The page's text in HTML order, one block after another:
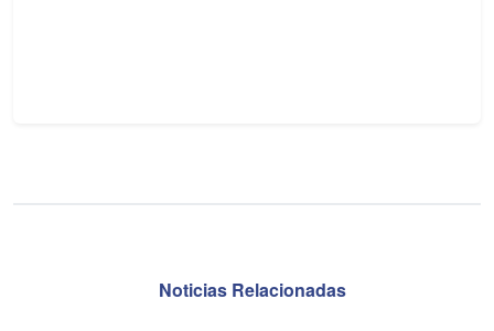
Noticias Relacionadas